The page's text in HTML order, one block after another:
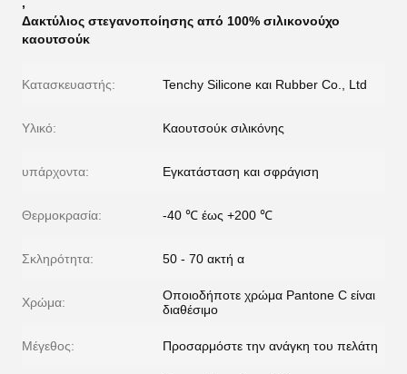
Δακτύλιος στεγανοποίησης από 100% σιλικονούχο
καουτσούκ
Κατασκευαστής: Tenchy Silicone και Rubber Co., Ltd
Υλικό: Καουτσούκ σιλικόνης
υπάρχοντα: Εγκατάσταση και σφράγιση
Θερμοκρασία: -40 ℃ έως +200 ℃
Σκληρότητα: 50 - 70 ακτή α
Χρώμα:
Οποιοδήποτε χρώμα Pantone C είναι
διαθέσιμο
Μέγεθος: Προσαρμόστε την ανάγκη του πελάτη